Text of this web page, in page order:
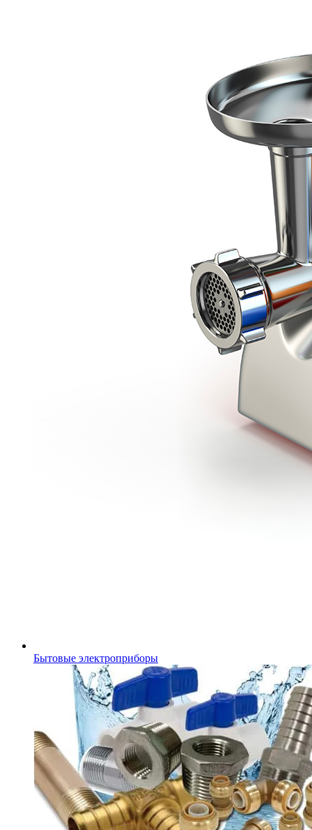
Бытовые электроприборы